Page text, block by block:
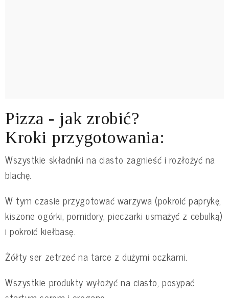
Pizza - jak zrobić?
Kroki przygotowania:
Wszystkie składniki na ciasto zagnieść i rozłożyć na
blachę.
W tym czasie przygotować warzywa (pokroić paprykę,
kiszone ogórki, pomidory, pieczarki usmażyć z cebulką)
i pokroić kiełbasę.
Żółty ser zetrzeć na tarce z dużymi oczkami.
Wszystkie produkty wyłożyć na ciasto, posypać